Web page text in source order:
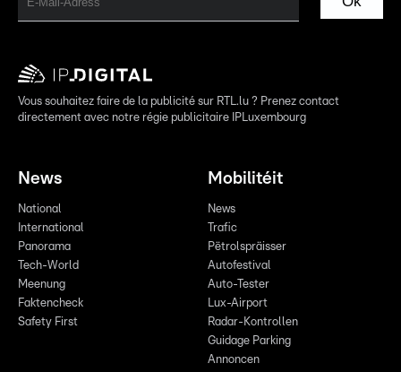
Vous souhaitez faire de la publicité sur RTL.lu ? Prenez contact
directement avec notre régie publicitaire IPLuxembourg
News
National
International
Panorama
Tech-World
Meenung
Faktencheck
Safety First
Mobilitéit
News
Trafic
Pëtrolspräisser
Autofestival
Auto-Tester
Lux-Airport
Radar-Kontrollen
Guidage Parking
Annoncen